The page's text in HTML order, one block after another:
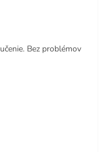
Bez problémov
5 hviezdičiek.